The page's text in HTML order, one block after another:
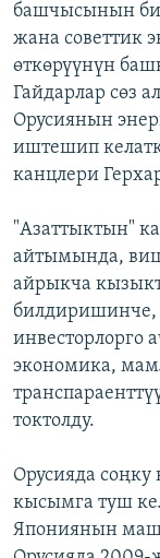
башчысынын
жана советтик
өткөрүүнүн
Гайдарлар сөз
Орусиянын
иштешип
канцлери
"Азаттыктын"
айтымында,
айрыкча
инвесторлорго
экономика,
токтолду.
Орусияда соңку
кысымга туш
Япониянын